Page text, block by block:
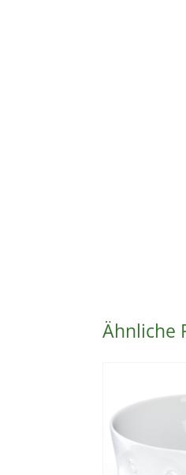
Ähnliche